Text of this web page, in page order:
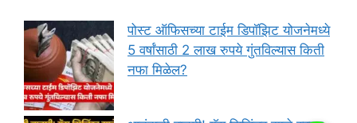
पोस्ट ऑफिसच्या टाईम डिपॉझिट योजनेमध्ये
5 वर्षांसाठी 2 लाख रुपये गुंतविल्यास किती
नफा मिळेल?